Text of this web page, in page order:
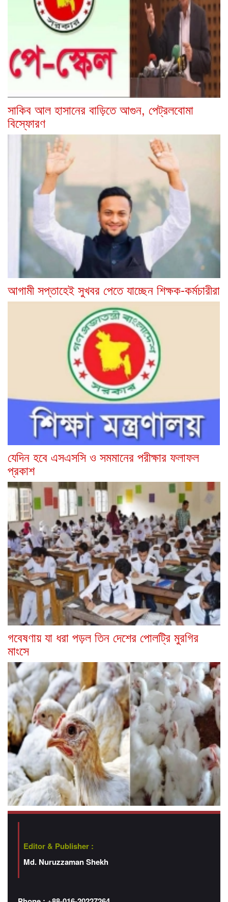
সাকিব আল হাসানের বাড়িতে আগুন, পেট্রলবোমা
বিস্ফোরণ
আগামী সপ্তাহেই সুখবর পেতে যাচ্ছেন শিক্ষক-কর্মচারীরা
যেদিন হবে এসএসসি ও সমমানের পরীক্ষার ফলাফল
প্রকাশ
গবেষণায় যা ধরা পড়ল তিন দেশের পোলট্রি মুরগির
মাংসে
Editor & Publisher :
Md. Nuruzzaman Shekh